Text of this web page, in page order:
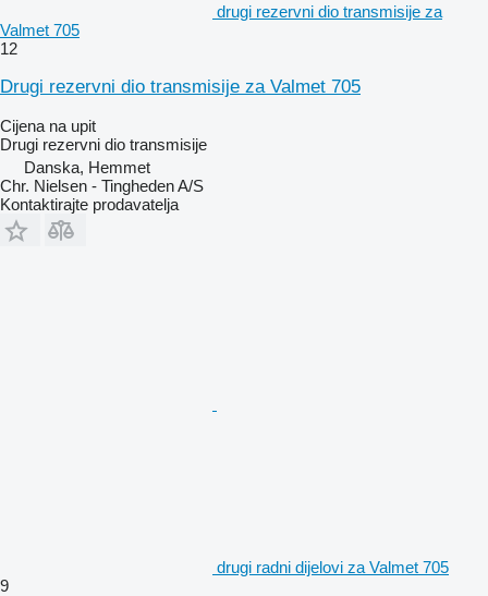
drugi rezervni dio transmisije za
Valmet 705
12
Drugi rezervni dio transmisije za Valmet 705
Cijena na upit
Drugi rezervni dio transmisije
Danska, Hemmet
Chr. Nielsen - Tingheden A/S
Kontaktirajte prodavatelja
drugi radni dijelovi za Valmet 705
9